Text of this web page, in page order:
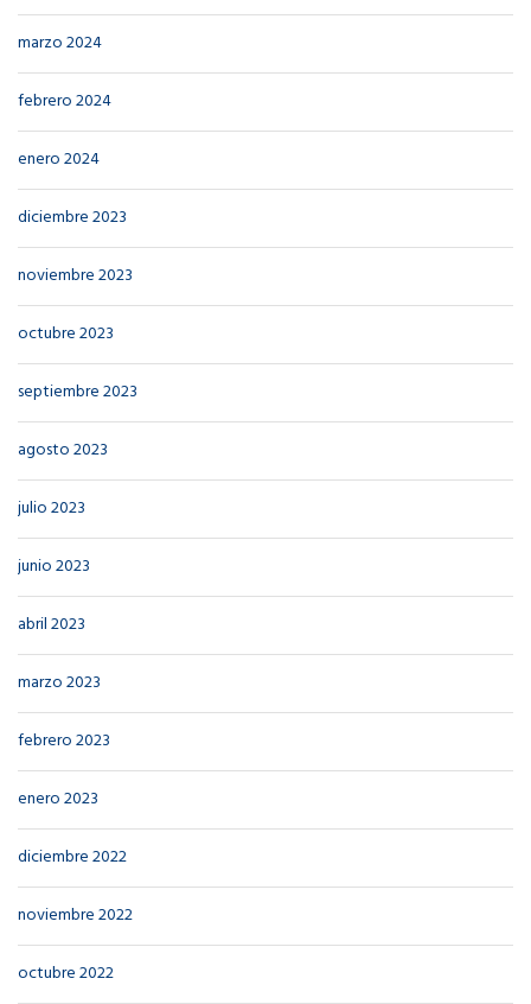
marzo 2024
febrero 2024
enero 2024
diciembre 2023
noviembre 2023
octubre 2023
septiembre 2023
agosto 2023
julio 2023
junio 2023
abril 2023
marzo 2023
febrero 2023
enero 2023
diciembre 2022
noviembre 2022
octubre 2022